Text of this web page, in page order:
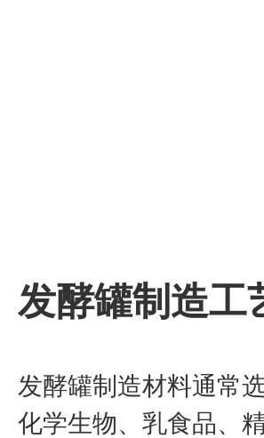
发酵罐制造工
发酵罐制造材料通常
化学生物、乳食品、